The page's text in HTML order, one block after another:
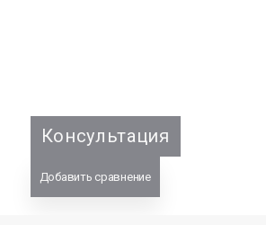
Консультация
Добавить сравнение